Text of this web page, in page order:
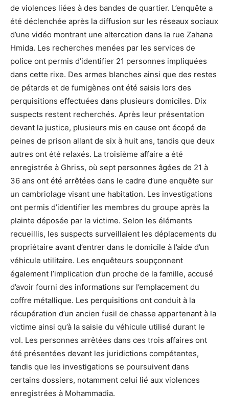
de violences liées à des bandes de quartier. L’enquête a
été déclenchée après la diffusion sur les réseaux sociaux
d’une vidéo montrant une altercation dans la rue Zahana
Hmida. Les recherches menées par les services de
police ont permis d’identifier 21 personnes impliquées
dans cette rixe. Des armes blanches ainsi que des restes
de pétards et de fumigènes ont été saisis lors des
perquisitions effectuées dans plusieurs domiciles. Dix
suspects restent recherchés. Après leur présentation
devant la justice, plusieurs mis en cause ont écopé de
peines de prison allant de six à huit ans, tandis que deux
autres ont été relaxés. La troisième affaire a été
enregistrée à Ghriss, où sept personnes âgées de 21 à
36 ans ont été arrêtées dans le cadre d’une enquête sur
un cambriolage visant une habitation. Les investigations
ont permis d’identifier les membres du groupe après la
plainte déposée par la victime. Selon les éléments
recueillis, les suspects surveillaient les déplacements du
propriétaire avant d’entrer dans le domicile à l’aide d’un
véhicule utilitaire. Les enquêteurs soupçonnent
également l’implication d’un proche de la famille, accusé
d’avoir fourni des informations sur l’emplacement du
coffre métallique. Les perquisitions ont conduit à la
récupération d’un ancien fusil de chasse appartenant à la
victime ainsi qu’à la saisie du véhicule utilisé durant le
vol. Les personnes arrêtées dans ces trois affaires ont
été présentées devant les juridictions compétentes,
tandis que les investigations se poursuivent dans
certains dossiers, notamment celui lié aux violences
enregistrées à Mohammadia.